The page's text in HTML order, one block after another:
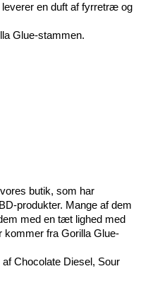
en duft af fyrretræ og
Glue-stammen.
butik, som har
produkter. Mange af dem
med en tæt lighed med
kommer fra Gorilla Glue-
Chocolate Diesel, Sour